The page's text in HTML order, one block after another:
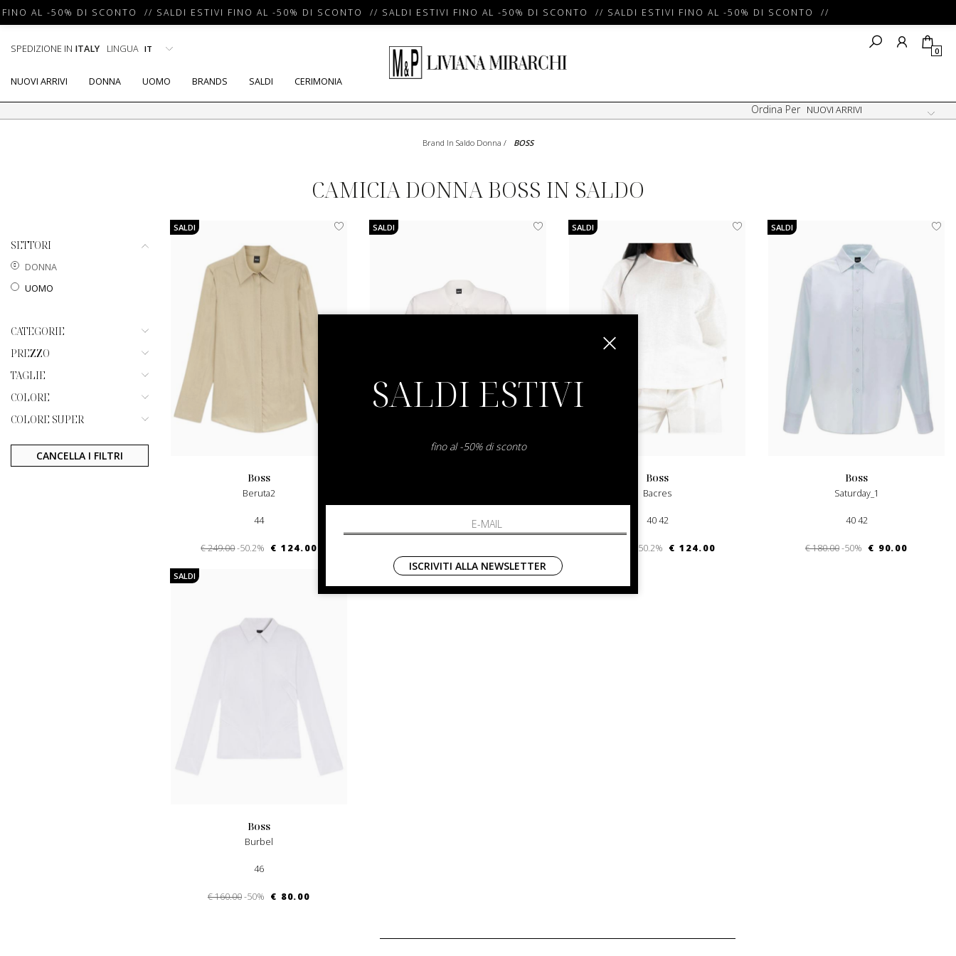
AL -50% DI SCONTO // SALDI ESTIVI FINO AL -50% DI SCONTO // SALDI ESTIVI FINO AL -50% DI SCONTO // SALDI ESTIVI FINO AL -50% DI SCONTO //
SPEDIZIONE IN ITALY LINGUA 0
NUOVI ARRIVI DONNA UOMO BRANDS SALDI CERIMONIA
Ordina Per
Brand In Saldo Donna / BOSS
CAMICIA DONNA BOSS IN SALDO
SETTORI
DONNA
UOMO
CATEGORIE
PREZZO
TAGLIE
COLORE
COLORE SUPER
CANCELLA I FILTRI
SALDI
boss
Beruta2
44
€ 249.00-50.2% € 124.00
SALDI SALDI
boss
Bacres
40 42
-50.2% € 124.00
SALDI
boss
Saturday_1
40 42
€ 180.00-50% € 90.00
SALDI
boss
Burbel
46
€ 160.00-50% € 80.00
SALDI ESTIVI
fino al -50% di sconto
ISCRIVITI ALLA NEWSLETTER